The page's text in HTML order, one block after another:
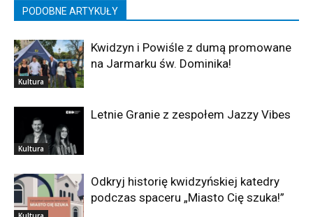
PODOBNE ARTYKUŁY
Kultura
Kwidzyn i Powiśle z dumą promowane
na Jarmarku św. Dominika!
Kultura
Letnie Granie z zespołem Jazzy Vibes
Odkryj historię kwidzyńskiej katedry
podczas spaceru „Miasto Cię szuka!”